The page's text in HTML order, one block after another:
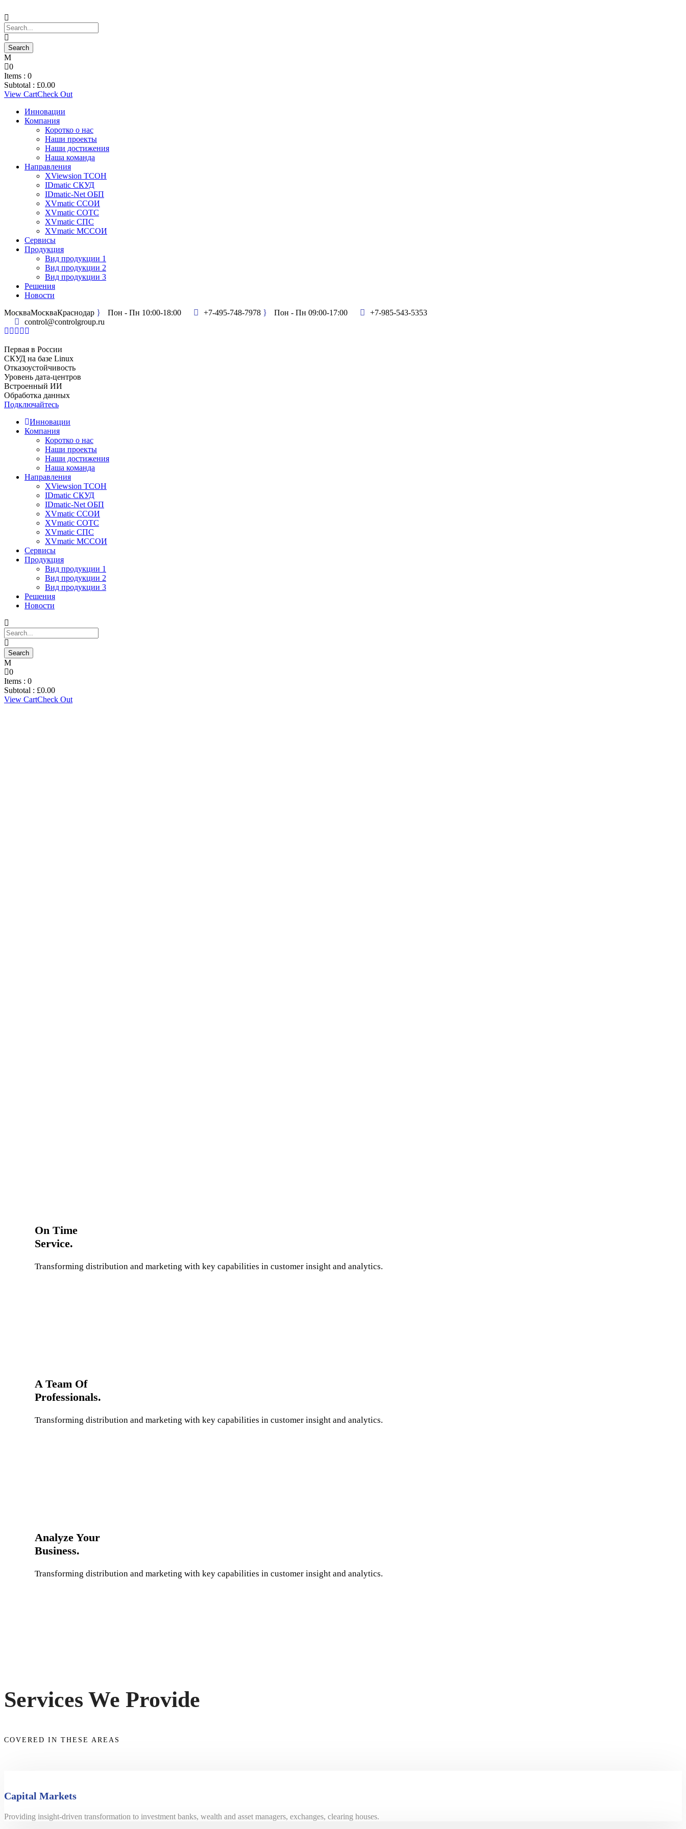
0
Items : 0
Subtotal : £0.00
View CartCheck Out
Инновации
Компания
Коротко о нас
Наши проекты
Наши достижения
Наша команда
Направления
XViewsion ТСОН
IDmatic СКУД
IDmatic-Net ОБП
XVmatic ССОИ
XVmatic СОТС
XVmatic СПС
XVmatic МССОИ
Сервисы
Продукция
Вид продукции 1
Вид продукции 2
Вид продукции 3
Решения
Новости
МоскваМоскваКраснодар Пон - Пн 10:00-18:00 +7-495-748-7978 Пон - Пн 09:00-17:00
+7-985-543-5353
control@controlgroup.ru
Первая в России
СКУД на базе Linux
Отказоустойчивость
Уровень дата-центров
Встроенный ИИ
Обработка данных
Подключайтесь
Инновации
Компания
Коротко о нас
Наши проекты
Наши достижения
Наша команда
Направления
XViewsion ТСОН
IDmatic СКУД
IDmatic-Net ОБП
XVmatic ССОИ
XVmatic СОТС
XVmatic СПС
XVmatic МССОИ
Сервисы
Продукция
Вид продукции 1
Вид продукции 2
Вид продукции 3
Решения
Новости
0
Items : 0
Subtotal : £0.00
View CartCheck Out
On Time
Service.
Transforming distribution and marketing with key capabilities in customer insight and analytics.
A Team Of
Professionals.
Transforming distribution and marketing with key capabilities in customer insight and analytics.
Analyze Your
Business.
Transforming distribution and marketing with key capabilities in customer insight and analytics.
Services We Provide
COVERED IN THESE AREAS
Capital Markets
Providing insight-driven transformation to investment banks, wealth and asset managers, exchanges, clearing houses.